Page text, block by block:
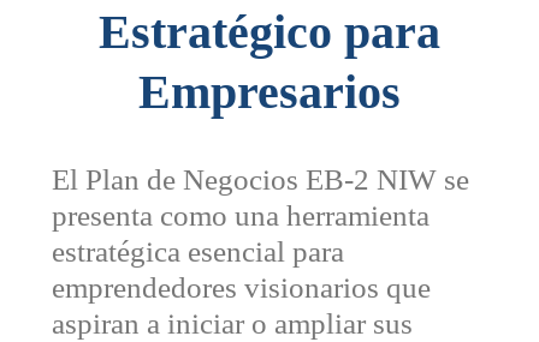
Estratégico para
Empresarios
El Plan de Negocios EB-2 NIW se
presenta como una herramienta
estratégica esencial para
emprendedores visionarios que
aspiran a iniciar o ampliar sus